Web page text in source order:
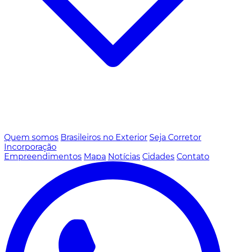
Quem somos Brasileiros no Exterior Seja Corretor
Incorporação
Empreendimentos Mapa Notícias Cidades Contato